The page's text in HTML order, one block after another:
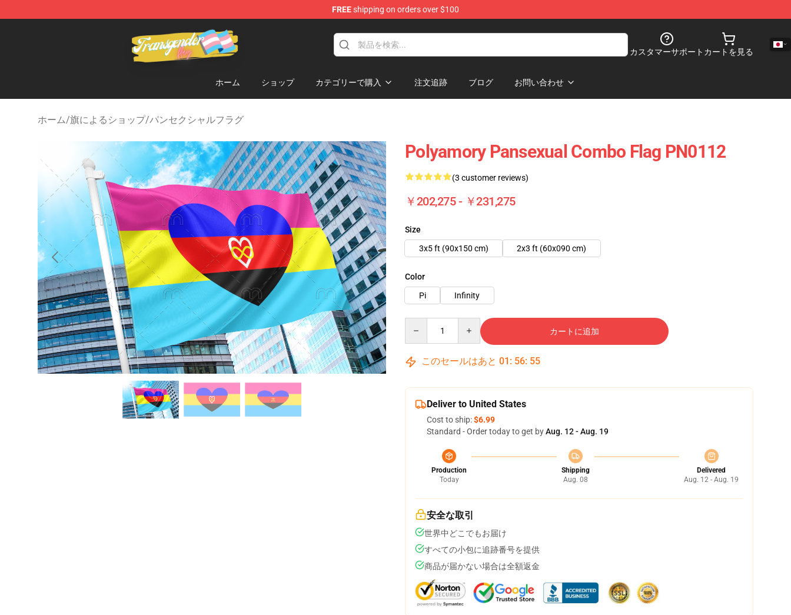
FREEshipping on orders over $100
Transgender Flag Store - The Best Transgender Flag Shop
カスタマーサポート カートを見る
ホーム ショップ カテゴリーで購入 注文追跡 ブログ お問い合わせ
ホーム/旗によるショップ/パンセクシャルフラグ
Polyamory Pansexual Combo Flag PN0112
(3 customer reviews)
￥202,275 - ￥231,275
Size
3x5 ft (90x150 cm)
2x3 ft (60x090 cm)
Color
Pi
Infinity
カートに追加
このセールはあと 01 : 56: 54
Deliver to United States
Cost to ship:$6.99
Standard - Order today to get byAug. 12 - Aug. 19
Production
Today
Shipping
Aug. 08
Delivered
Aug. 12 - Aug. 19
安全な取引
世界中どこでもお届け
すべての小包に追跡番号を提供
商品が届かない場合は全額返金